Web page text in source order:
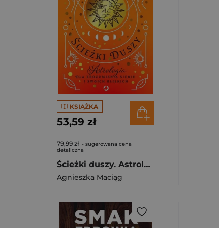
KSIĄŻKA
53,59 zł
79,99 zł - sugerowana cena
detaliczna
Ścieżki duszy. Astrologia dla zrozumienia siebie i swoich bliskich [wyd. 2, 2023]
Agnieszka Maciąg